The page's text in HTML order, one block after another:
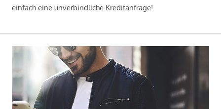
einfach eine unverbindliche Kreditanfrage!